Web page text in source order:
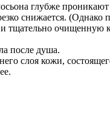
глубже
снижается.
тщательно очищенную
после душа.
слоя кожи,